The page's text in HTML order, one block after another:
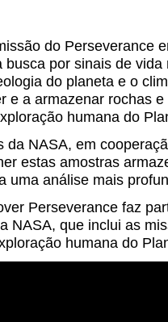
do Perseverance
por sinais de
do planeta e o
e a armazenar rochas
humana do
da NASA, em
estas amostras
uma análise mais
Perseverance faz
NASA, que inclui as
humana do